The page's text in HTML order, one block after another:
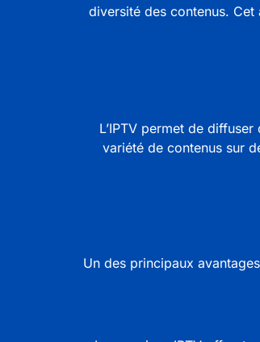
diversité des contenus.
L’IPTV permet de
variété de contenus sur
Un des principaux